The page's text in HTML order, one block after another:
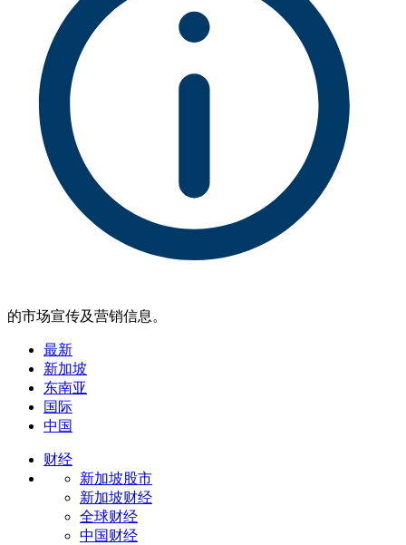
的市场宣传及营销信息。
最新
新加坡
东南亚
国际
中国
财经
新加坡股市
新加坡财经
全球财经
中国财经